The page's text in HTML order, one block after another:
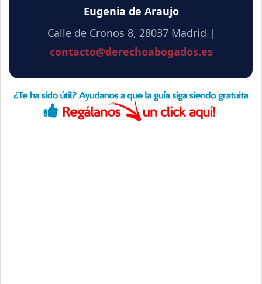
Eugenia de Araujo
Calle de Cronos 8, 28037 Madrid |
contacto@derechoabogados.es